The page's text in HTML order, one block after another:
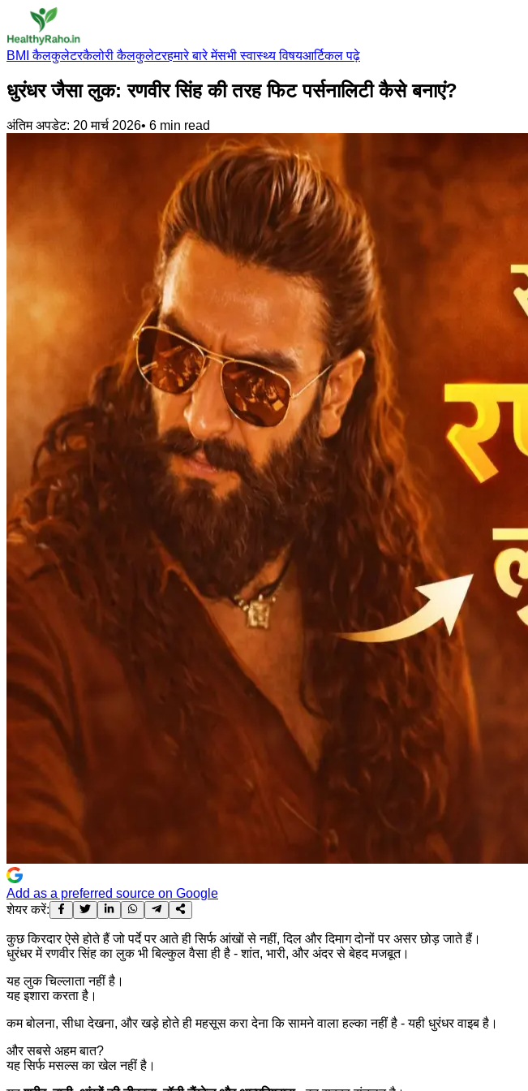
BMI कैलकुलेटरकैलोरी कैलकुलेटरहमारे बारे मेंसभी स्वास्थ्य विषयआर्टिकल पढ़े
धुरंधर जैसा लुक: रणवीर सिंह की तरह फिट पर्सनालिटी कैसे बनाएं?
अंतिम अपडेट: 20 मार्च 2026• 6 min read
Add as a preferred source on Google
शेयर करें:
कुछ किरदार ऐसे होते हैं जो पर्दे पर आते ही सिर्फ आंखों से नहीं, दिल और दिमाग दोनों पर असर छोड़ जाते हैं।
धुरंधर में रणवीर सिंह का लुक भी बिल्कुल वैसा ही है - शांत, भारी, और अंदर से बेहद मजबूत।
यह लुक चिल्लाता नहीं है।
यह इशारा करता है।
कम बोलना, सीधा देखना, और खड़े होते ही महसूस करा देना कि सामने वाला हल्का नहीं है - यही धुरंधर वाइब है।
और सबसे अहम बात?
यह सिर्फ मसल्स का खेल नहीं है।